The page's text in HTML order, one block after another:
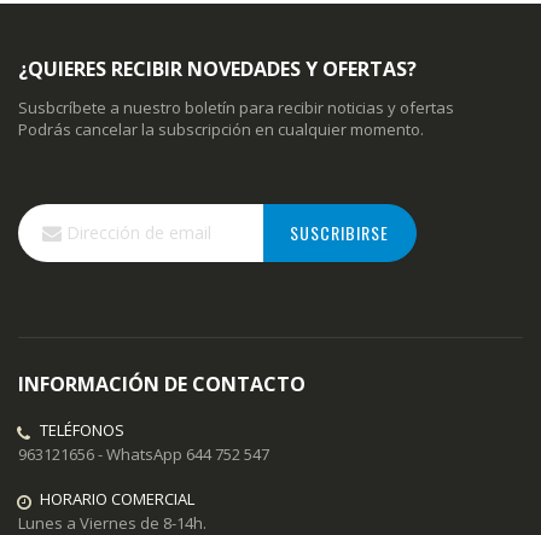
¿QUIERES RECIBIR NOVEDADES Y OFERTAS?
Susbcríbete a nuestro boletín para recibir noticias y ofertas
Podrás cancelar la subscripción en cualquier momento.
Inscríbase
a
nuestro
SUSCRIBIRSE
INFORMACIÓN DE CONTACTO
TELÉFONOS
963121656 - WhatsApp 644 752 547
HORARIO COMERCIAL
Lunes a Viernes de 8-14h.